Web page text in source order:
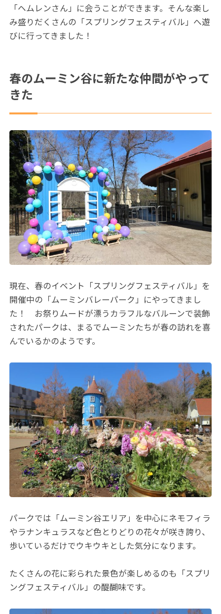
「ヘムレンさん」に会うことができます。そんな楽し
み盛りだくさんの「スプリングフェスティバル」へ遊
びに行ってきました！
春のムーミン谷に新たな仲間がやって
きた
現在、春のイベント「スプリングフェスティバル」を
開催中の「ムーミンバレーパーク」にやってきまし
た！ お祭りムードが漂うカラフルなバルーンで装飾
されたパークは、まるでムーミンたちが春の訪れを喜
んでいるかのようです。
パークでは「ムーミン谷エリア」を中心にネモフィラ
やラナンキュラスなど色とりどりの花々が咲き誇り、
歩いているだけでウキウキとした気分になります。
たくさんの花に彩られた景色が楽しめるのも「スプリ
ングフェスティバル」の醍醐味です。